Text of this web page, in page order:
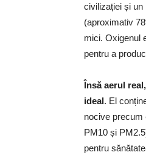
civilizației și un
(aproximativ
mici. Oxigenul
pentru a
Însă aerul
ideal. El
nocive precum
PM10 și
pentru